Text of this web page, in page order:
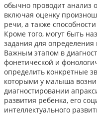
обычно проводит анализ
включая оценку
речи, а также
Кроме того, могут быть
задания для
Важным этапом в
фонетической и
определить конкретные
которыми у малыша
диагностировании
развития ребенка, его
интеллектуального